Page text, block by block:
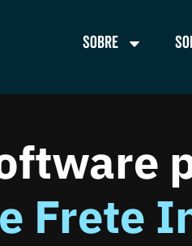
Sobre
Frete